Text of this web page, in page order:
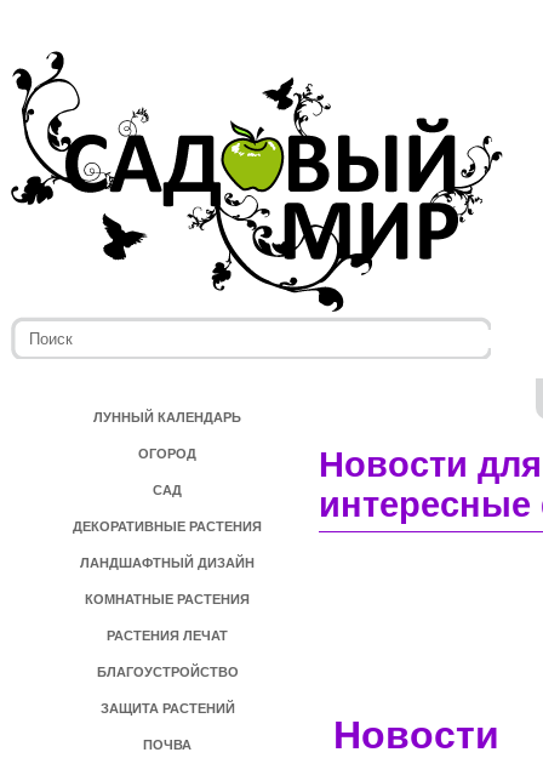
ЛУННЫЙ КАЛЕНДАРЬ
ОГОРОД
САД
ДЕКОРАТИВНЫЕ РАСТЕНИЯ
ЛАНДШАФТНЫЙ ДИЗАЙН
КОМНАТНЫЕ РАСТЕНИЯ
РАСТЕНИЯ ЛЕЧАТ
БЛАГОУСТРОЙСТВО
ЗАЩИТА РАСТЕНИЙ
ПОЧВА
Новости
Новости